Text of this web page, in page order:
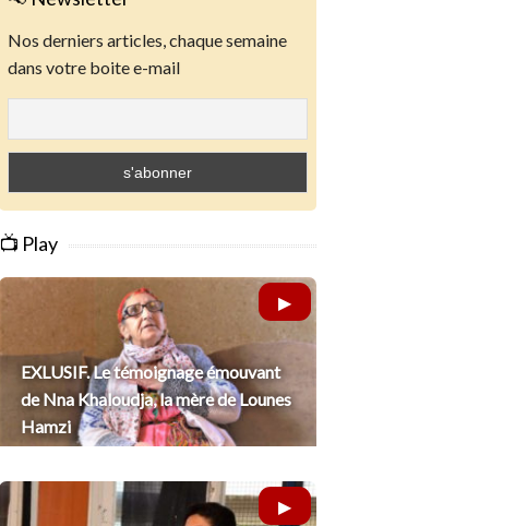
Nos derniers articles, chaque semaine
dans votre boite e-mail
📺 Play
EXLUSIF. Le témoignage émouvant
de Nna Khaloudja, la mère de Lounes
Hamzi